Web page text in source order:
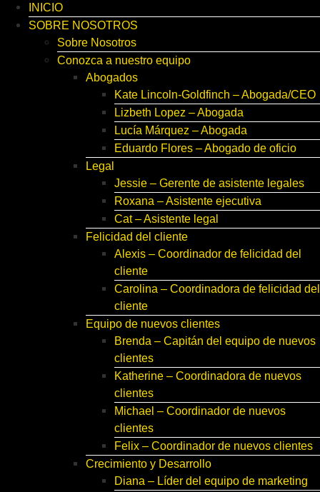
INICIO
SOBRE NOSOTROS
Sobre Nosotros
Conozca a nuestro equipo
Abogados
Kate Lincoln-Goldfinch – Abogada/CEO
Lizbeth Lopez – Abogada
Lucía Márquez – Abogada
Eduardo Flores – Abogado de oficio
Legal
Jessie – Gerente de asistente legales
Roxana – Asistente ejecutiva
Cat – Asistente legal
Felicidad del cliente
Alexis – Coordinador de felicidad del
cliente
Carolina – Coordinadora de felicidad del
cliente
Equipo de nuevos clientes
Brenda – Capitán del equipo de nuevos
clientes
Katherine – Coordinadora de nuevos
clientes
Michael – Coordinador de nuevos
clientes
Felix – Coordinador de nuevos clientes
Crecimiento y Desarrollo
Diana – Líder del equipo de marketing